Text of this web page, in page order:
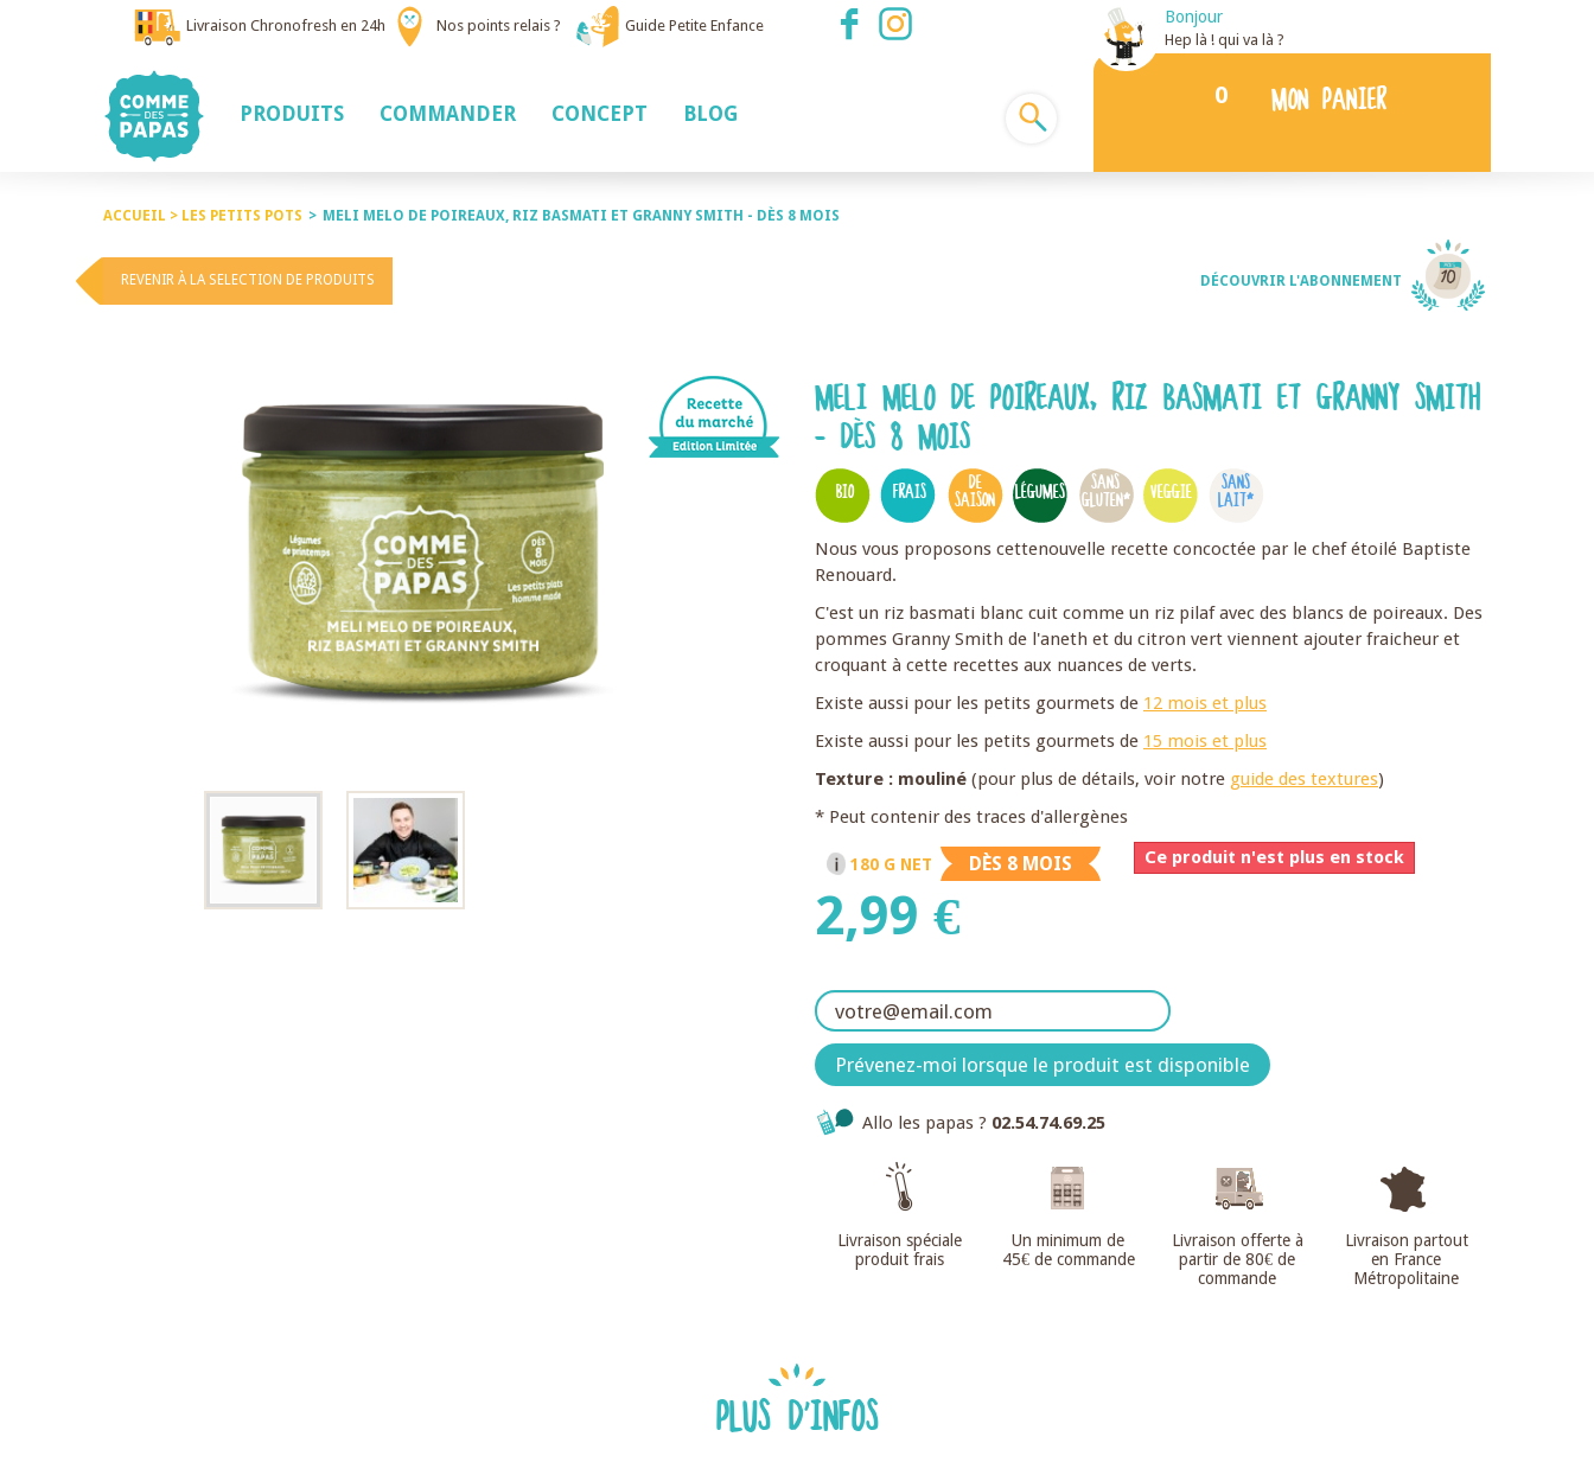
Livraison Chronofresh en 24h Nos points relais ? Guide Petite Enfance
PRODUITS COMMANDER CONCEPT BLOG
Bonjour
Hep là ! qui va là ?
0 MON PANIER
ACCUEIL > LES PETITS POTS > MELI MELO DE POIREAUX, RIZ BASMATI ET GRANNY SMITH - DÈS 8 MOIS
REVENIR À LA SELECTION DE PRODUITS DÉCOUVRIR L'ABONNEMENT
MELI MELO DE POIREAUX, RIZ BASMATI ET GRANNY SMITH
- DÈS 8 MOIS
BIO FRAIS
DE
SAISON
LÉGUMES
SANS
GLUTEN*
VEGGIE
SANS
LAIT*
Nous vous proposons cettenouvelle recette concoctée par le chef étoilé Baptiste
Renouard.
C'est un riz basmati blanc cuit comme un riz pilaf avec des blancs de poireaux. Des
pommes Granny Smith de l'aneth et du citron vert viennent ajouter fraicheur et
croquant à cette recettes aux nuances de verts.
Existe aussi pour les petits gourmets de 12 mois et plus
Existe aussi pour les petits gourmets de 15 mois et plus
Texture : mouliné (pour plus de détails, voir notre guide des textures)
* Peut contenir des traces d'allergènes
180 G NET DÈS 8 MOIS Ce produit n'est plus en stock
2,99 €
Prévenez-moi lorsque le produit est disponible
Allo les papas ? 02.54.74.69.25
Livraison spéciale
produit frais
Un minimum de
45€ de commande
Livraison offerte à
partir de 80€ de
commande
Livraison partout
en France
Métropolitaine
PLUS D'INFOS